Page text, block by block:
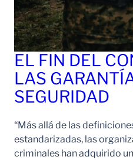
EL FIN DEL
LAS
SEGURIDAD
“Más allá de las
estandarizadas, las
criminales han adquirido